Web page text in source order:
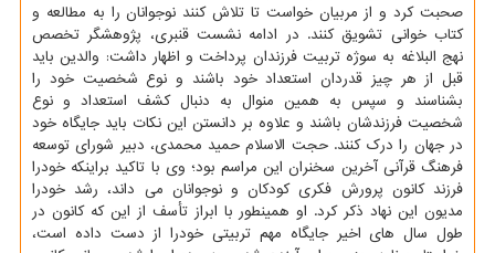
صحبت كرد و از مربیان خواست تا تلاش كنند نوجوانان را به مطالعه و
كتاب خوانی تشویق كنند. در ادامه نشست قنبری، پژوهشگر تخصص
نهج البلاغه به سوژه تربیت فرزندان پرداخت و اظهار داشت: والدین باید
قبل از هر چیز قدردان استعداد خود باشند و نوع شخصیت خود را
بشناسند و سپس به همین منوال به دنبال كشف استعداد و نوع
شخصیت فرزندشان باشند و علاوه بر دانستن این نكات باید جایگاه خود
در جهان را درك كنند. حجت الاسلام حمید محمدی، دبیر شورای توسعه
فرهنگ قرآنی آخرین سخنران این مراسم بود؛ وی با تاكید براینكه خودرا
فرزند كانون پرورش فكری كودكان و نوجوانان می داند، رشد خودرا
مدیون این نهاد ذكر كرد. او همینطور با ابراز تأسف از این كه كانون در
طول سال های اخیر جایگاه مهم تربیتی خودرا از دست داده است،